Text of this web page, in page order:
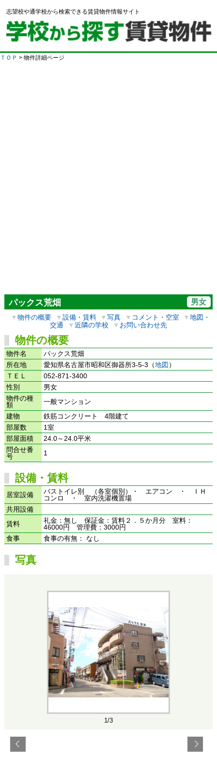
志望校や通学校から検索できる賃貸物件情報サイト
ＴＯＰ > 物件詳細ページ
パックス荒畑 男女
▼物件の概要 ▼設備・賃料 ▼写真 ▼ コメント・空室 ▼地図・
交通
▼近隣の学校 ▼ お問い合わせ先
物件の概要
物件名
パックス荒畑
所在地
愛知県名古屋市昭和区御器所3-5-3（地図 ）
ＴＥＬ
052-871-3400
性別
男女
物件の種
類
一般マンション
建物
鉄筋コンクリート 4階建て
部屋数
1室
部屋面積
24.0～24.0平米
問合せ番
号
1
設備・賃料
居室設備
バストイレ別 （各室個別）・ エアコン ・ ＩＨ
コンロ ・ 室内洗濯機置場
共用設備
賃料
礼金：無し 保証金：賃料２．５か月分 室料：
46000円 管理費：3000円
食事
食事の有無： なし
写真
1/3